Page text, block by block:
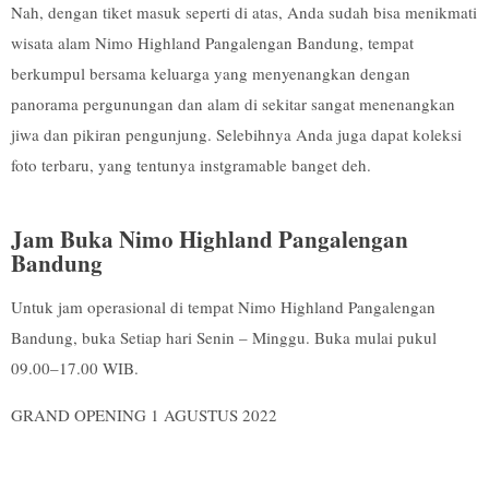
Nah, dengan tiket masuk seperti di atas, Anda sudah bisa menikmati
wisata alam Nimo Highland Pangalengan Bandung, tempat
berkumpul bersama keluarga yang menyenangkan dengan
panorama pergunungan dan alam di sekitar sangat menenangkan
jiwa dan pikiran pengunjung. Selebihnya Anda juga dapat koleksi
foto terbaru, yang tentunya instgramable banget deh.
Jam Buka Nimo Highland Pangalengan
Bandung
Untuk jam operasional di tempat Nimo Highland Pangalengan
Bandung, buka Setiap hari Senin – Minggu. Buka mulai pukul
09.00–17.00 WIB.
GRAND OPENING 1 AGUSTUS 2022